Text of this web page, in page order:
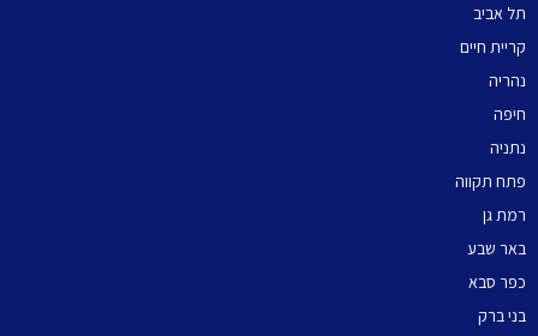
תל אביב
קריית חיים
נהריה
חיפה
נתניה
פתח תקווה
רמת גן
באר שבע
כפר סבא
בני ברק